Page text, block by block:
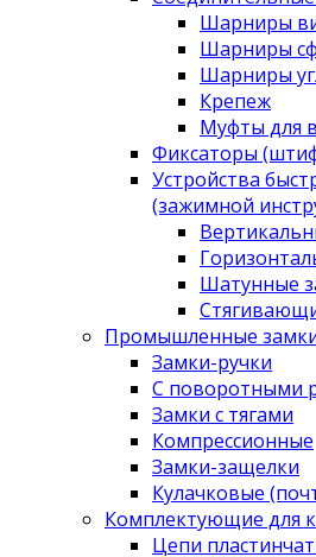
Шарниры
Шарниры
Шарниры
Крепеж
Муфты для
Фиксаторы
Устройства
(зажимной
Шатунные
Промышленные
Замки-ручки
С поворотными
Замки с тягами
Компрессионные
Замки-защелки
Кулачковые
Комплектующие для
Цепи